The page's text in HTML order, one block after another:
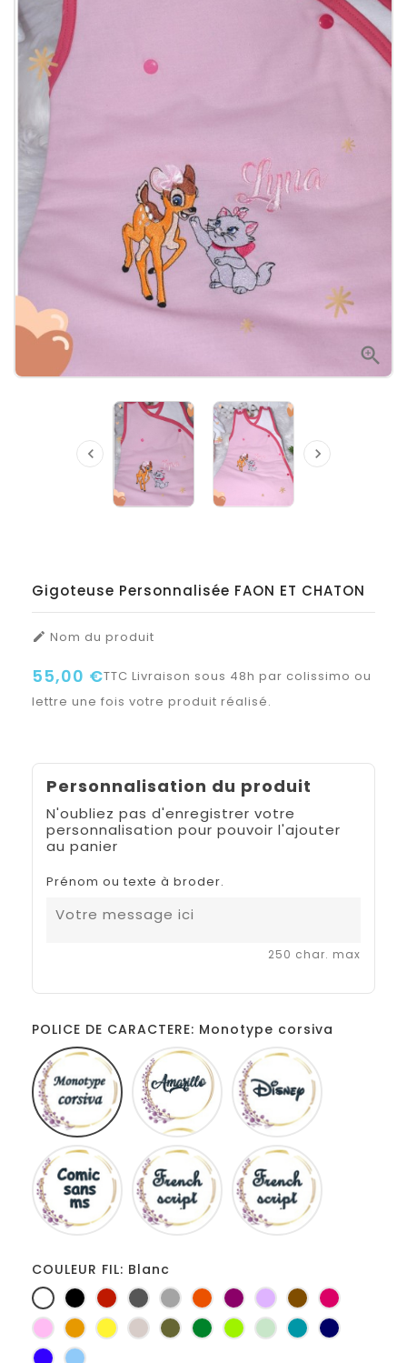

 
Gigoteuse Personnalisée FAON ET CHATON
 Nom du produit
55,00 €TTC Livraison sous 48h par colissimo ou
lettre une fois votre produit réalisé.
Personnalisation du produit
N'oubliez pas d'enregistrer votre
personnalisation pour pouvoir l'ajouter
au panier
Prénom ou texte à broder.
250 char. max
POLICE DE CARACTERE: Monotype corsiva
Monotype
corsiva
Amarillo
Comic
sans
ms
French
script
COULEUR FIL: Blanc
BlancNoir RougeGris
foncé
Gris
clair
Orange
PruneLilasMarronFuchsia
RoseJaune
d'or
jauneFicelleKaki Vert
bouteille
Anis Vert
d'eau
Turquoise
Marine
BleuBleu